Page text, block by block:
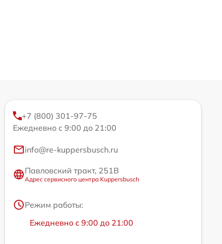
+7 (800) 301-97-75
Ежедневно с 9:00 до 21:00
info@re-kuppersbusch.ru
Павловский тракт, 251В
Адрес сервисного центра Kuppersbusch
Режим работы:
Ежедневно с 9:00 до 21:00